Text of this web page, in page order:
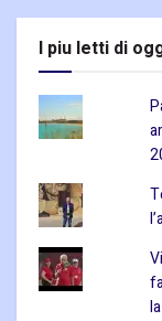
I piu letti di